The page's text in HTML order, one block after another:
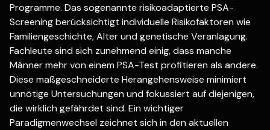
Programme. Das sogenannte risikoadaptierte PSA-
Screening berücksichtigt individuelle Risikofaktoren wie
Familiengeschichte, Alter und genetische Veranlagung.
Fachleute sind sich zunehmend einig, dass manche
Männer mehr von einem PSA-Test profitieren als andere.
Diese maßgeschneiderte Herangehensweise minimiert
unnötige Untersuchungen und fokussiert auf diejenigen,
die wirklich gefährdet sind. Ein wichtiger
Paradigmenwechsel zeichnet sich in den aktuellen